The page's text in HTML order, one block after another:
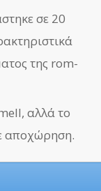
σε 20
της rom-
αλλά το
αποχώρηση.